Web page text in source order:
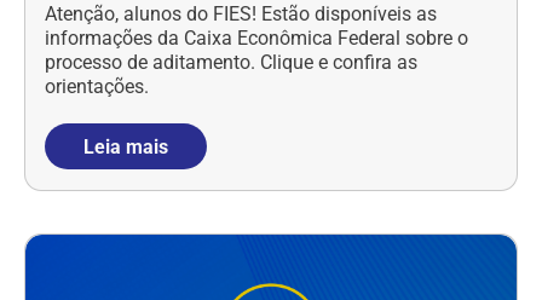
Atenção, alunos do FIES! Estão disponíveis as
informações da Caixa Econômica Federal sobre o
processo de aditamento. Clique e confira as
orientações.
Leia mais